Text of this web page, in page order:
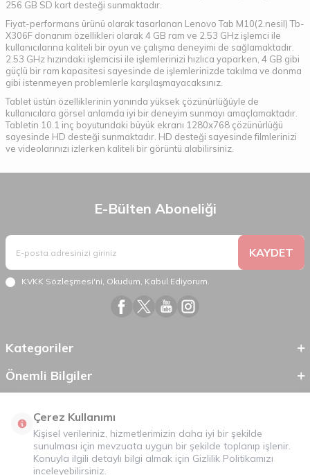
256 GB SD kart desteği sunmaktadır.
Fiyat-performans ürünü olarak tasarlanan Lenovo Tab M10(2.nesil) Tb-
X306F donanım özellikleri olarak 4 GB ram ve 2.53 GHz işlemci ile
kullanıcılarına kaliteli bir oyun ve çalışma deneyimi de sağlamaktadır.
2.53 GHz hızındaki işlemcisi ile işlemlerinizi hızlıca yaparken, 4 GB gibi
güçlü bir ram kapasitesi sayesinde de işlemlerinizde takılma ve donma
gibi istenmeyen problemlerle karşılaşmayacaksınız.
Tablet üstün özelliklerinin yanında yüksek çözünürlüğüyle de
kullanıcılara görsel anlamda iyi bir deneyim sunmayı amaçlamaktadır.
Tabletin 10.1 inç boyutundaki büyük ekranı 1280x768 çözünürlüğü
sayesinde HD desteği sunmaktadır. HD desteği sayesinde filmlerinizi
ve videolarınızı izlerken kaliteli bir görüntü alabilirsiniz.
E-Bülten Aboneliği
KAYDET
KVKK Sözleşmesi'ni, Okudum, Kabul Ediyorum.
Kategoriler
Önemli Bilgiler
Çerez Kullanımı
Kişisel verileriniz, hizmetlerimizin daha iyi bir şekilde
sunulması için mevzuata uygun bir şekilde toplanıp işlenir.
Konuyla ilgili detaylı bilgi almak için Gizlilik Politikamızı
inceleyebilirsiniz.